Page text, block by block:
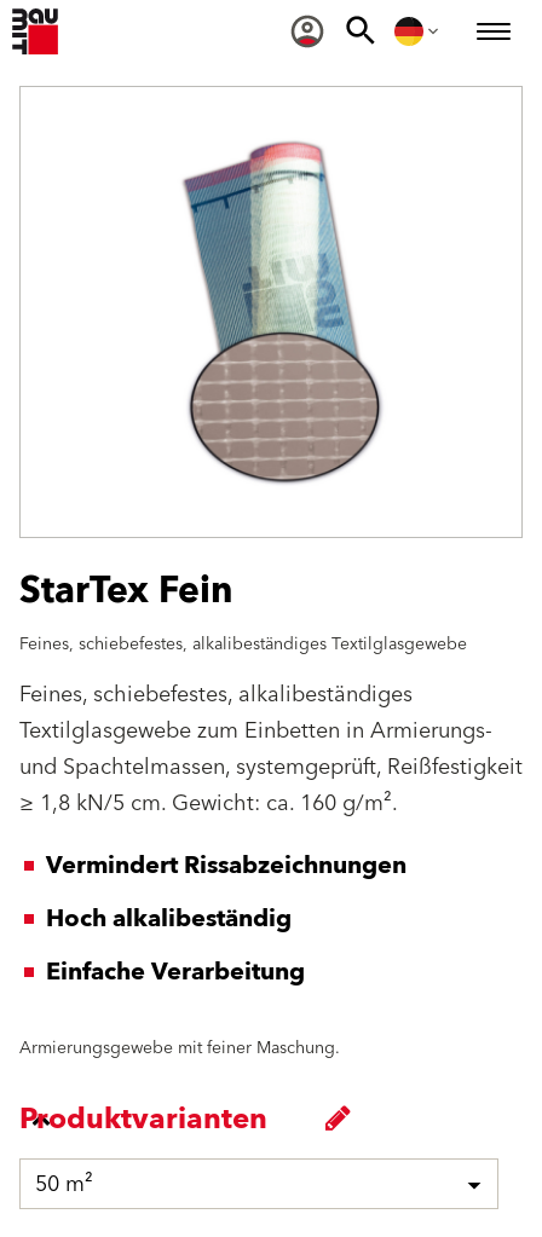
StarTex Fein
Feines, schiebefestes, alkalibeständiges Textilglasgewebe
Feines, schiebefestes, alkalibeständiges
Textilglasgewebe zum Einbetten in Armierungs-
und Spachtelmassen, systemgeprüft, Reißfestigkeit
≥ 1,8 kN/5 cm. Gewicht: ca. 160 g/m².
Vermindert Rissabzeichnungen
Hoch alkalibeständig
Einfache Verarbeitung
Armierungsgewebe mit feiner Maschung.
Produktvarianten
50 m²